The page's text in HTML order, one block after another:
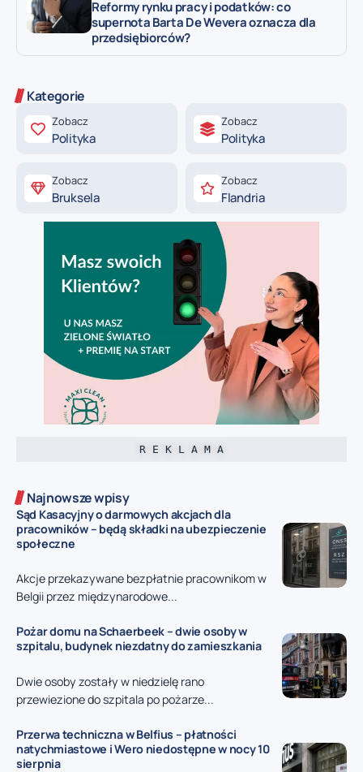
Reformy rynku pracy i podatków: co
supernota Barta De Wevera oznacza dla
przedsiębiorców?
Kategorie
Zobacz
Polityka
Zobacz
Polityka
Zobacz
Bruksela
Zobacz
Flandria
R E K L A M A
Najnowsze wpisy
Sąd Kasacyjny o darmowych akcjach dla
pracowników – będą składki na ubezpieczenie
społeczne
Akcje przekazywane bezpłatnie pracownikom w
Belgii przez międzynarodowe...
Pożar domu na Schaerbeek – dwie osoby w
szpitalu, budynek niezdatny do zamieszkania
Dwie osoby zostały w niedzielę rano
przewiezione do szpitala po pożarze...
Przerwa techniczna w Belfius – płatności
natychmiastowe i Wero niedostępne w nocy 10
sierpnia